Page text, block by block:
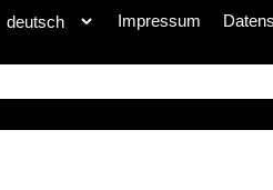
Impressum